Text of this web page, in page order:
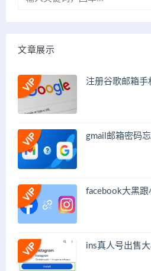
文章展示
注册谷歌邮箱手
gmail邮箱密码
facebook大黑跟
ins真人号出售